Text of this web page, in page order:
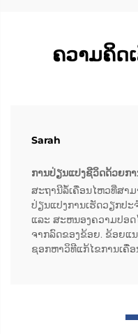
ຄວາມຄິດ
Sarah
ການປ່ຽນແປງຊີວິດດ້ວຍກາ
ສະຖານີລໍ້ເຄື່ອນໄຫວທີ່ສາ
ປ່ຽນແປງການເຮັດວຽກປະ
ແລະ ສະຫນອງຄວາມປອດ
ຈາກລົດຂອງຂ້ອຍ. ຂ້ອຍແ
ຊອກຫາວິທີແກ້ໄຂການເຄື່ອ